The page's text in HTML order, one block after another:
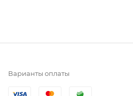
Варианты оплаты